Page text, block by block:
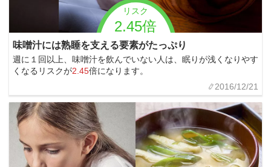
リスク
2.45倍
味噌汁には熟睡を支える要素がたっぷり
週に１回以上、味噌汁を飲んでいない人は、眠りが浅くなりやす
くなるリスクが2.45倍になります。
2016/12/21